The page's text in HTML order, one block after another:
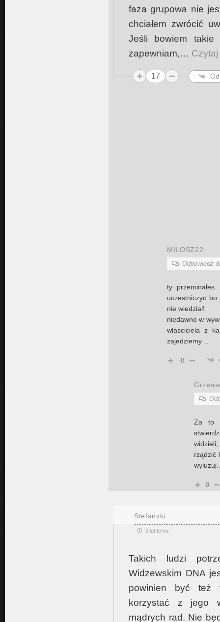
faza grupowa nie
chciałem zwrócić
Jeśli bowiem takie
zapewniam,…
17
MIŁOSZ22
Odpowiedź
ty
uczestniczyc
nie wiedzial!
niedawno w
własciciela z
zajedziemy…
-8
Za to
rządzić
8
Stefański
3 lat temu
Takich ludzi
Widzewskim DNA
powinien być też
korzystać z jego
mądrych rad. Nie